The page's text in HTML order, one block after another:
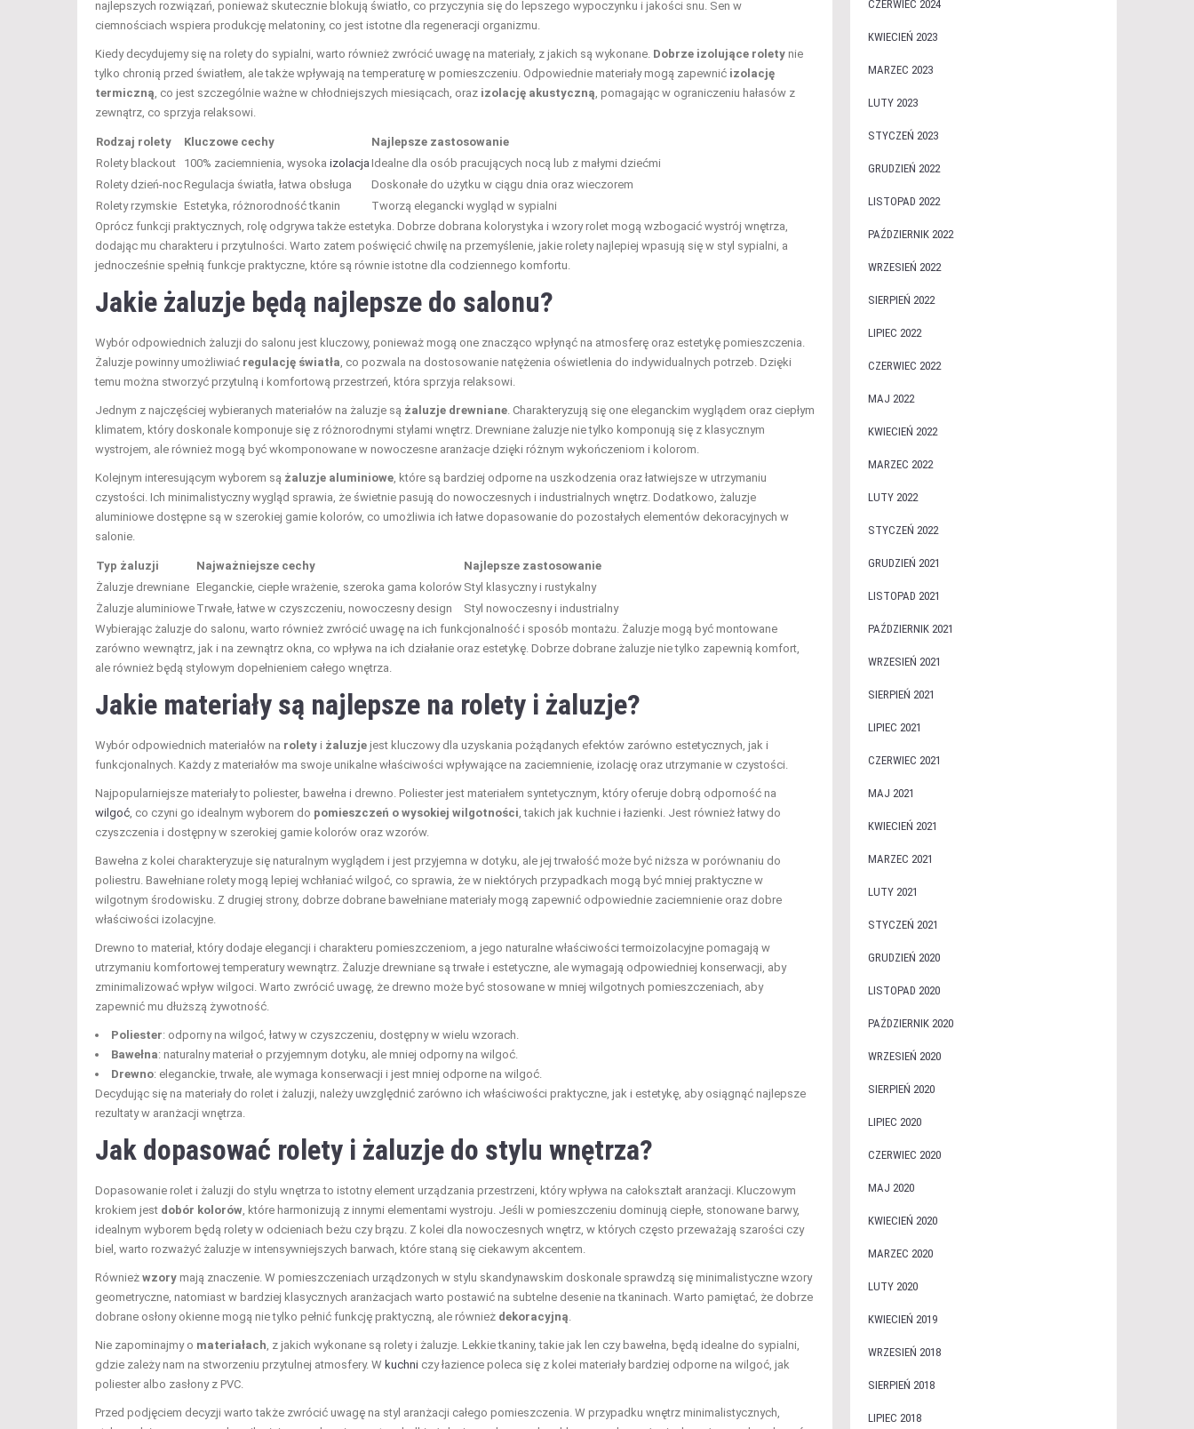
najlepszych rozwiązań, ponieważ skutecznie blokują światło, co przyczynia się do lepszego wypoczynku i jakości snu. Sen w
ciemnościach wspiera produkcję melatoniny, co jest istotne dla regeneracji organizmu.
Kiedy decydujemy się na rolety do sypialni, warto również zwrócić uwagę na materiały, z jakich są wykonane. Dobrze izolujące rolety nie
tylko chronią przed światłem, ale także wpływają na temperaturę w pomieszczeniu. Odpowiednie materiały mogą zapewnić izolację
termiczną, co jest szczególnie ważne w chłodniejszych miesiącach, oraz izolację akustyczną, pomagając w ograniczeniu hałasów z
zewnątrz, co sprzyja relaksowi.
Rodzaj rolety Kluczowe cechy
Najlepsze zastosowanie
Rolety blackout
100% zaciemnienia, wysoka izolacja Idealne dla osób pracujących nocą lub z małymi dziećmi
Rolety dzień-nocRegulacja światła, łatwa obsługa
Doskonałe do użytku w ciągu dnia oraz wieczorem
Rolety rzymskie Estetyka, różnorodność tkanin
Tworzą elegancki wygląd w sypialni
Oprócz funkcji praktycznych, rolę odgrywa także estetyka. Dobrze dobrana kolorystyka i wzory rolet mogą wzbogacić wystrój wnętrza,
dodając mu charakteru i przytulności. Warto zatem poświęcić chwilę na przemyślenie, jakie rolety najlepiej wpasują się w styl sypialni, a
jednocześnie spełnią funkcje praktyczne, które są równie istotne dla codziennego komfortu.
Jakie żaluzje będą najlepsze do salonu?
Wybór odpowiednich żaluzji do salonu jest kluczowy, ponieważ mogą one znacząco wpłynąć na atmosferę oraz estetykę pomieszczenia.
Żaluzje powinny umożliwiać regulację światła, co pozwala na dostosowanie natężenia oświetlenia do indywidualnych potrzeb. Dzięki
temu można stworzyć przytulną i komfortową przestrzeń, która sprzyja relaksowi.
Jednym z najczęściej wybieranych materiałów na żaluzje są żaluzje drewniane. Charakteryzują się one eleganckim wyglądem oraz ciepłym
klimatem, który doskonale komponuje się z różnorodnymi stylami wnętrz. Drewniane żaluzje nie tylko komponują się z klasycznym
wystrojem, ale również mogą być wkomponowane w nowoczesne aranżacje dzięki różnym wykończeniom i kolorom.
Kolejnym interesującym wyborem są żaluzje aluminiowe, które są bardziej odporne na uszkodzenia oraz łatwiejsze w utrzymaniu
czystości. Ich minimalistyczny wygląd sprawia, że świetnie pasują do nowoczesnych i industrialnych wnętrz. Dodatkowo, żaluzje
aluminiowe dostępne są w szerokiej gamie kolorów, co umożliwia ich łatwe dopasowanie do pozostałych elementów dekoracyjnych w
salonie.
Typ żaluzji Najważniejsze cechy
Najlepsze zastosowanie
Żaluzje drewniane Eleganckie, ciepłe wrażenie, szeroka gama kolorów Styl klasyczny i rustykalny
Żaluzje aluminiowe Trwałe, łatwe w czyszczeniu, nowoczesny design
Styl nowoczesny i industrialny
Wybierając żaluzje do salonu, warto również zwrócić uwagę na ich funkcjonalność i sposób montażu. Żaluzje mogą być montowane
zarówno wewnątrz, jak i na zewnątrz okna, co wpływa na ich działanie oraz estetykę. Dobrze dobrane żaluzje nie tylko zapewnią komfort,
ale również będą stylowym dopełnieniem całego wnętrza.
Jakie materiały są najlepsze na rolety i żaluzje?
Wybór odpowiednich materiałów na rolety i żaluzje jest kluczowy dla uzyskania pożądanych efektów zarówno estetycznych, jak i
funkcjonalnych. Każdy z materiałów ma swoje unikalne właściwości wpływające na zaciemnienie, izolację oraz utrzymanie w czystości.
Najpopularniejsze materiały to poliester, bawełna i drewno. Poliester jest materiałem syntetycznym, który oferuje dobrą odporność na
wilgoć, co czyni go idealnym wyborem do pomieszczeń o wysokiej wilgotności, takich jak kuchnie i łazienki. Jest również łatwy do
czyszczenia i dostępny w szerokiej gamie kolorów oraz wzorów.
Bawełna z kolei charakteryzuje się naturalnym wyglądem i jest przyjemna w dotyku, ale jej trwałość może być niższa w porównaniu do
poliestru. Bawełniane rolety mogą lepiej wchłaniać wilgoć, co sprawia, że w niektórych przypadkach mogą być mniej praktyczne w
wilgotnym środowisku. Z drugiej strony, dobrze dobrane bawełniane materiały mogą zapewnić odpowiednie zaciemnienie oraz dobre
właściwości izolacyjne.
Drewno to materiał, który dodaje elegancji i charakteru pomieszczeniom, a jego naturalne właściwości termoizolacyjne pomagają w
utrzymaniu komfortowej temperatury wewnątrz. Żaluzje drewniane są trwałe i estetyczne, ale wymagają odpowiedniej konserwacji, aby
zminimalizować wpływ wilgoci. Warto zwrócić uwagę, że drewno może być stosowane w mniej wilgotnych pomieszczeniach, aby
zapewnić mu dłuższą żywotność.
Poliester: odporny na wilgoć, łatwy w czyszczeniu, dostępny w wielu wzorach.
Bawełna: naturalny materiał o przyjemnym dotyku, ale mniej odporny na wilgoć.
Drewno: eleganckie, trwałe, ale wymaga konserwacji i jest mniej odporne na wilgoć.
Decydując się na materiały do rolet i żaluzji, należy uwzględnić zarówno ich właściwości praktyczne, jak i estetykę, aby osiągnąć najlepsze
rezultaty w aranżacji wnętrza.
Jak dopasować rolety i żaluzje do stylu wnętrza?
Dopasowanie rolet i żaluzji do stylu wnętrza to istotny element urządzania przestrzeni, który wpływa na całokształt aranżacji. Kluczowym
krokiem jest dobór kolorów, które harmonizują z innymi elementami wystroju. Jeśli w pomieszczeniu dominują ciepłe, stonowane barwy,
idealnym wyborem będą rolety w odcieniach beżu czy brązu. Z kolei dla nowoczesnych wnętrz, w których często przeważają szarości czy
biel, warto rozważyć żaluzje w intensywniejszych barwach, które staną się ciekawym akcentem.
Również wzory mają znaczenie. W pomieszczeniach urządzonych w stylu skandynawskim doskonale sprawdzą się minimalistyczne wzory
geometryczne, natomiast w bardziej klasycznych aranżacjach warto postawić na subtelne desenie na tkaninach. Warto pamiętać, że dobrze
dobrane osłony okienne mogą nie tylko pełnić funkcję praktyczną, ale również dekoracyjną.
Nie zapominajmy o materiałach, z jakich wykonane są rolety i żaluzje. Lekkie tkaniny, takie jak len czy bawełna, będą idealne do sypialni,
gdzie zależy nam na stworzeniu przytulnej atmosfery. W kuchni czy łazience poleca się z kolei materiały bardziej odporne na wilgoć, jak
poliester albo zasłony z PVC.
Przed podjęciem decyzji warto także zwrócić uwagę na styl aranżacji całego pomieszczenia. W przypadku wnętrz minimalistycznych,
CZERWIEC 2024
KWIECIEŃ 2023
MARZEC 2023
LUTY 2023
STYCZEŃ 2023
GRUDZIEŃ 2022
LISTOPAD 2022
PAŹDZIERNIK 2022
WRZESIEŃ 2022
SIERPIEŃ 2022
LIPIEC 2022
CZERWIEC 2022
MAJ 2022
KWIECIEŃ 2022
MARZEC 2022
LUTY 2022
STYCZEŃ 2022
GRUDZIEŃ 2021
LISTOPAD 2021
PAŹDZIERNIK 2021
WRZESIEŃ 2021
SIERPIEŃ 2021
LIPIEC 2021
CZERWIEC 2021
MAJ 2021
KWIECIEŃ 2021
MARZEC 2021
LUTY 2021
STYCZEŃ 2021
GRUDZIEŃ 2020
LISTOPAD 2020
PAŹDZIERNIK 2020
WRZESIEŃ 2020
SIERPIEŃ 2020
LIPIEC 2020
CZERWIEC 2020
MAJ 2020
KWIECIEŃ 2020
MARZEC 2020
LUTY 2020
KWIECIEŃ 2019
WRZESIEŃ 2018
SIERPIEŃ 2018
LIPIEC 2018